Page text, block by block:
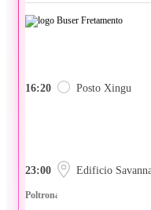
16:20 Posto Xingu
23:00 Edificio
Poltrona